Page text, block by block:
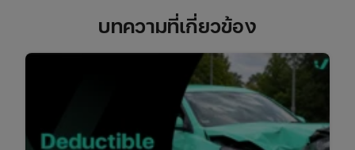
บทความที่เกี่ยวข้อง